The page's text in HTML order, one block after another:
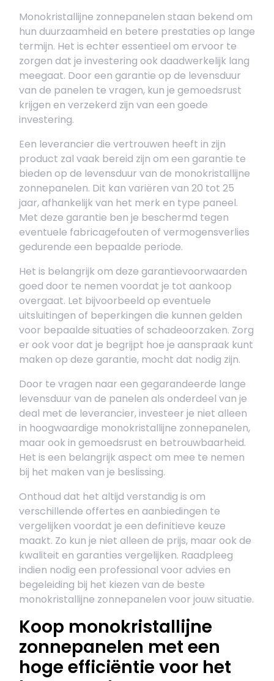
Monokristallijne zonnepanelen staan bekend om
hun duurzaamheid en betere prestaties op lange
termijn. Het is echter essentieel om ervoor te
zorgen dat je investering ook daadwerkelijk lang
meegaat. Door een garantie op de levensduur
van de panelen te vragen, kun je gemoedsrust
krijgen en verzekerd zijn van een goede
investering.
Een leverancier die vertrouwen heeft in zijn
product zal vaak bereid zijn om een garantie te
bieden op de levensduur van de monokristallijne
zonnepanelen. Dit kan variëren van 20 tot 25
jaar, afhankelijk van het merk en type paneel.
Met deze garantie ben je beschermd tegen
eventuele fabricagefouten of vermogensverlies
gedurende een bepaalde periode.
Het is belangrijk om deze garantievoorwaarden
goed door te nemen voordat je tot aankoop
overgaat. Let bijvoorbeeld op eventuele
uitsluitingen of beperkingen die kunnen gelden
voor bepaalde situaties of schadeoorzaken. Zorg
er ook voor dat je begrijpt hoe je aanspraak kunt
maken op deze garantie, mocht dat nodig zijn.
Door te vragen naar een gegarandeerde lange
levensduur van de panelen als onderdeel van je
deal met de leverancier, investeer je niet alleen
in hoogwaardige monokristallijne zonnepanelen,
maar ook in gemoedsrust en betrouwbaarheid.
Het is een belangrijk aspect om mee te nemen
bij het maken van je beslissing.
Onthoud dat het altijd verstandig is om
verschillende offertes en aanbiedingen te
vergelijken voordat je een definitieve keuze
maakt. Zo kun je niet alleen de prijs, maar ook de
kwaliteit en garanties vergelijken. Raadpleeg
indien nodig een professional voor advies en
begeleiding bij het kiezen van de beste
monokristallijne zonnepanelen voor jouw situatie.
Koop monokristallijne
zonnepanelen met een
hoge efficiëntie voor het